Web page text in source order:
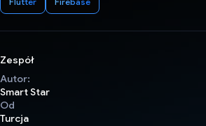
Zespół
Autor:
Smart Star
Od
Turcja